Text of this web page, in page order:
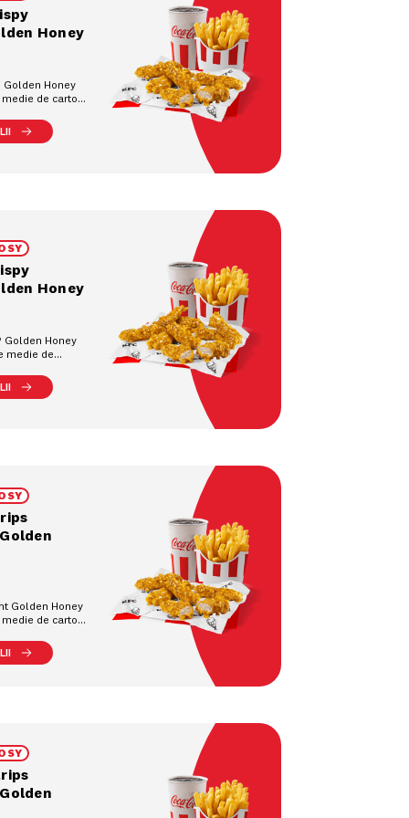
Honey
Golden Honey
de cartofi
Honey
Golden Honey
medie de
(0.4L)
Golden Honey
de cartofi